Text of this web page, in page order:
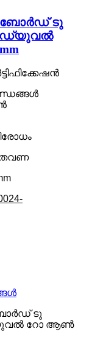
ബോർഡ് ടു
ഡ്യുവൽ
തവണ